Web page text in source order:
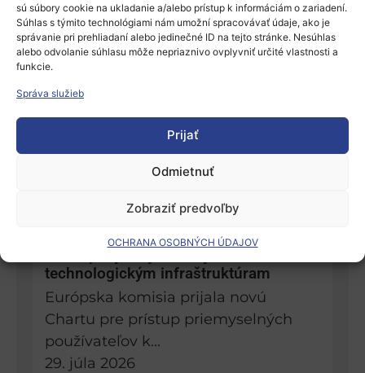
sú súbory cookie na ukladanie a/alebo prístup k informáciám o zariadení.
Súhlas s týmito technológiami nám umožní spracovávať údaje, ako je
správanie pri prehliadaní alebo jedinečné ID na tejto stránke. Nesúhlas
alebo odvolanie súhlasu môže nepriaznivo ovplyvniť určité vlastnosti a
funkcie.
Správa služieb
Prijať
Odmietnuť
Zobraziť predvoľby
OCHRANA OSOBNÝCH ÚDAJOV
Chcete preskúmať, analyzovať alebo
znovu použiť údaje o projektoch
Kohesio poskytuje otvorené a
Komisia uľahčí spoločnostiam prístup
technologickým infraštruktúram
Európska komisia prijala novú
Chartu pre prístup priemyselných
používateľov k...
29. júla 2026